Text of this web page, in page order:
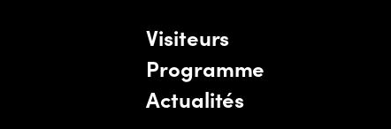
Visiteurs
Programme
Actualités